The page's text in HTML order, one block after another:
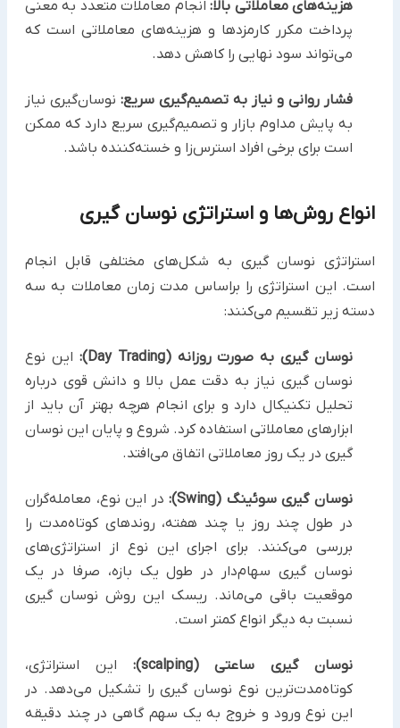
هزینه‌های معاملاتی بالا:انجام معاملات متعدد به معنی
پرداخت مکرر کارمزدها و هزینه‌های معاملاتی است که
می‌تواند سود نهایی را کاهش دهد.
فشار روانی و نیاز به تصمیم‌گیری سریع: نوسان‌گیری نیاز
به پایش مداوم بازار و تصمیم‌گیری سریع دارد که ممکن
است برای برخی افراد استرس‌زا و خسته‌کننده باشد.
انواع روش‌ها و استراتژی نوسان گیری
استراتژی نوسان گیری به شکل‌های مختلفی قابل انجام
است. این استراتژی را براساس مدت زمان معاملات به سه
دسته زیر تقسیم می‌کنند:
نوسان‌ گیری به صورت روزانه (Day Trading):
این نوع
نوسان گیری نیاز به دقت عمل بالا و دانش قوی درباره
تحلیل تکنیکال دارد و برای انجام هرچه بهتر آن باید از
ابزارهای معاملاتی استفاده کرد. شروع و پایان این نوسان
گیری در یک روز معاملاتی اتفاق می‌افتد.
نوسان گیری سوئینگ (Swing):
در این نوع، معامله‌گران
در طول چند روز یا چند هفته، روندهای کوتاه‌مدت را
بررسی می‌کنند. برای اجرای این نوع از استراتژی‌های
نوسان گیری سهام‌دار در طول یک بازه، صرفا در یک
موقعیت باقی می‌ماند. ریسک این روش نوسان گیری
نسبت به دیگر انواع کمتر است.
نوسان گیری ساعتی (scalping):
این استراتژی،
کوتاه‌مدت‌ترین نوع نوسان گیری را تشکیل می‌دهد. در
این نوع ورود و خروج به یک سهم گاهی در چند دقیقه